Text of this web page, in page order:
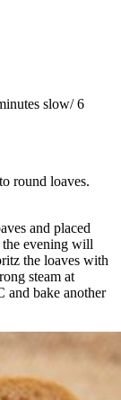
slow/ 6
round loaves.
and placed
the evening will
the loaves with
steam at
and bake another